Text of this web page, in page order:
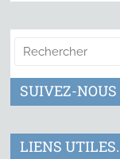
SUIVEZ-NOUS
LIENS